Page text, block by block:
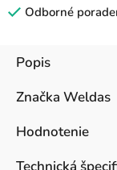
Odborné
Popis
Značka Weldas
Hodnotenie